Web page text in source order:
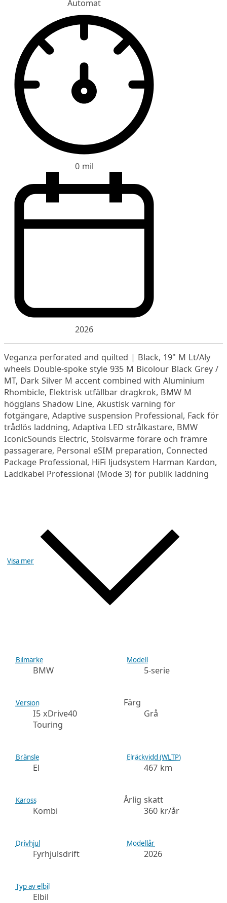
Automat
0 mil
2026
Veganza perforated and quilted | Black, 19" M Lt/Aly
wheels Double-spoke style 935 M Bicolour Black Grey /
MT, Dark Silver M accent combined with Aluminium
Rhombicle, Elektrisk utfällbar dragkrok, BMW M
högglans Shadow Line, Akustisk varning för
fotgängare, Adaptive suspension Professional, Fack för
trådlös laddning, Adaptiva LED strålkastare, BMW
IconicSounds Electric, Stolsvärme förare och främre
passagerare, Personal eSIM preparation, Connected
Package Professional, HiFi ljudsystem Harman Kardon,
Laddkabel Professional (Mode 3) för publik laddning
Visa mer
Bilmärke
BMW
Modell
5-serie
Version
I5 xDrive40
Touring
Färg
Grå
Bränsle
El
Elräckvidd (WLTP)
467 km
Kaross
Kombi
Årlig skatt
360 kr/år
Drivhjul
Fyrhjulsdrift
Modellår
2026
Typ av elbil
Elbil